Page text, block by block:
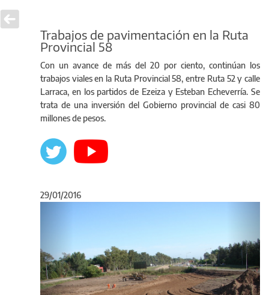
Trabajos de pavimentación en la Ruta
Provincial 58
Con un avance de más del 20 por ciento, continúan los
trabajos viales en la Ruta Provincial 58, entre Ruta 52 y calle
Larraca, en los partidos de Ezeiza y Esteban Echeverría. Se
trata de una inversión del Gobierno provincial de casi 80
millones de pesos.
29/01/2016